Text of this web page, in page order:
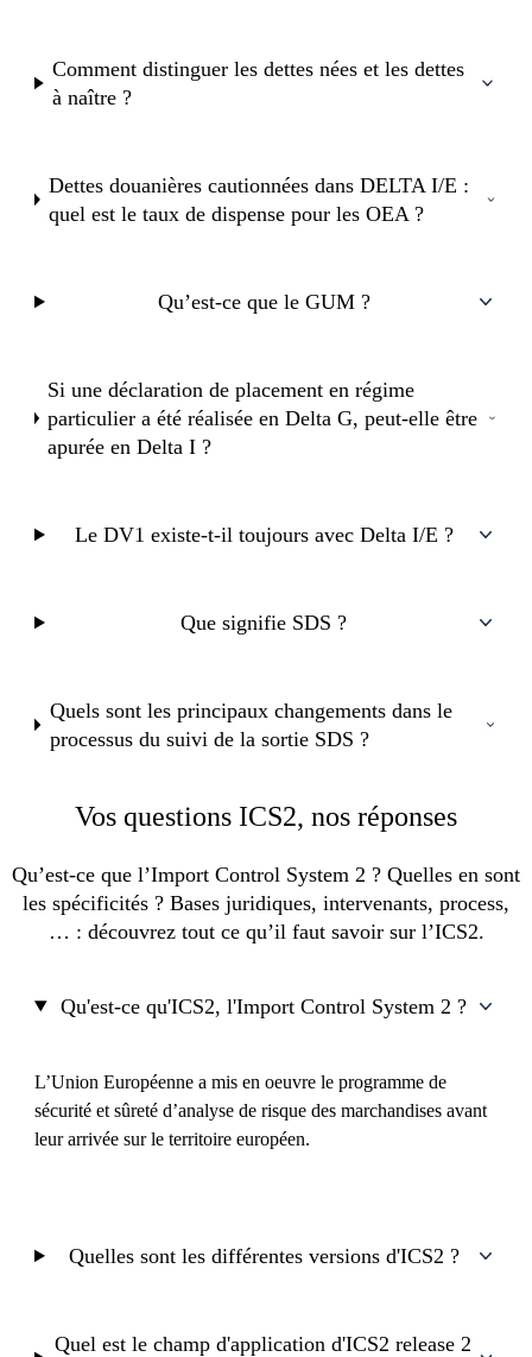
Comment distinguer les dettes nées et les dettes
à naître ?
Dettes douanières cautionnées dans DELTA I/E :
quel est le taux de dispense pour les OEA ?
Qu’est-ce que le GUM ?
Si une déclaration de placement en régime
particulier a été réalisée en Delta G, peut-elle être
apurée en Delta I ?
Le DV1 existe-t-il toujours avec Delta I/E ?
Que signifie SDS ?
Quels sont les principaux changements dans le
processus du suivi de la sortie SDS ?
Vos questions ICS2, nos réponses
Qu’est-ce que l’Import Control System 2 ? Quelles en sont
les spécificités ? Bases juridiques, intervenants, process,
… : découvrez tout ce qu’il faut savoir sur l’ICS2.
Qu'est-ce qu'ICS2, l'Import Control System 2 ?
L’Union Européenne a mis en oeuvre le programme de
sécurité et sûreté d’analyse de risque des marchandises avant
leur arrivée sur le territoire européen.
Quelles sont les différentes versions d'ICS2 ?
Quel est le champ d'application d'ICS2 release 2